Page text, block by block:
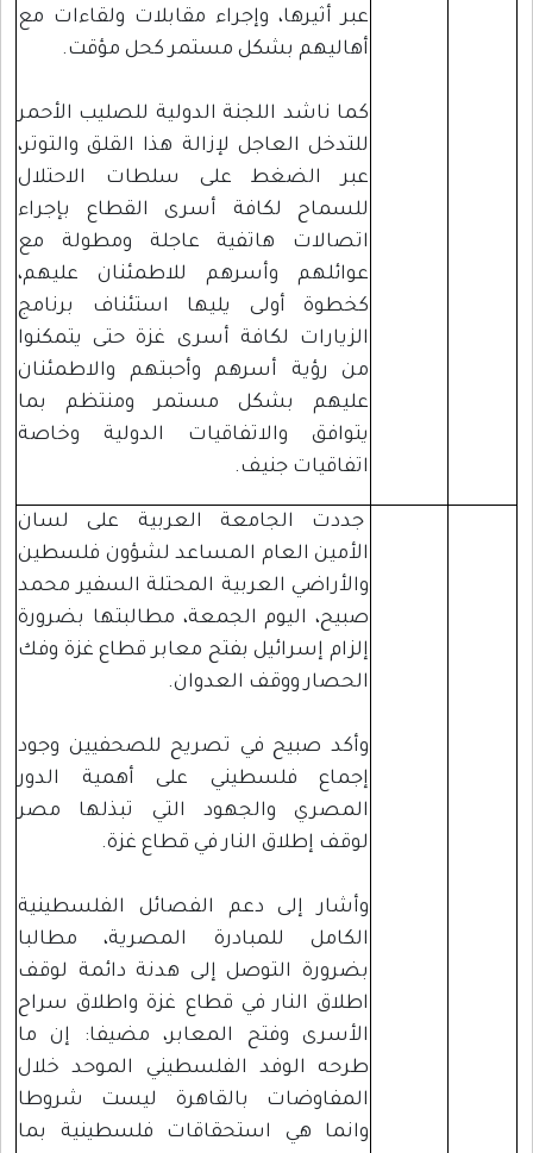
عبر أثيرها، وإجراء مقابلات ولقاءات مع
أهاليهم بشكل مستمر كحل مؤقت.
كما ناشد اللجنة الدولية للصليب الأحمر
للتدخل العاجل لإزالة هذا القلق والتوتر،
عبر الضغط على سلطات الاحتلال
للسماح لكافة أسرى القطاع بإجراء
اتصالات هاتفية عاجلة ومطولة مع
عوائلهم وأسرهم للاطمئنان عليهم،
كخطوة أولى يليها استئناف برنامج
الزيارات لكافة أسرى غزة حتى يتمكنوا
من رؤية أسرهم وأحبتهم والاطمئنان
عليهم بشكل مستمر ومنتظم بما
يتوافق والاتفاقيات الدولية وخاصة
اتفاقيات جنيف.
جددت الجامعة العربية على لسان
الأمين العام المساعد لشؤون فلسطين
والأراضي العربية المحتلة السفير محمد
صبيح، اليوم الجمعة، مطالبتها بضرورة
إلزام إسرائيل بفتح معابر قطاع غزة وفك
الحصار ووقف العدوان.
وأكد صبيح في تصريح للصحفيين وجود
إجماع فلسطيني على أهمية الدور
المصري والجهود التي تبذلها مصر
لوقف إطلاق النار في قطاع غزة.
وأشار إلى دعم الفصائل الفلسطينية
الكامل للمبادرة المصرية، مطالبا
بضرورة التوصل إلى هدنة دائمة لوقف
اطلاق النار في قطاع غزة واطلاق سراح
الأسرى وفتح المعابر، مضيفا: إن ما
طرحه الوفد الفلسطيني الموحد خلال
المفاوضات بالقاهرة ليست شروطا
وانما هي استحقاقات فلسطينية بما